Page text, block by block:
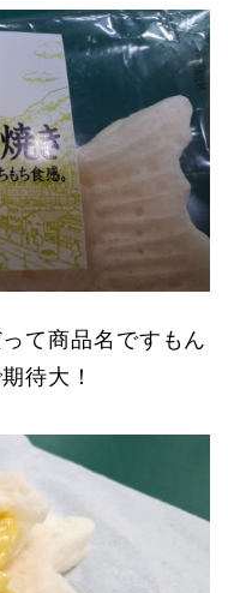
て商品名ですもん
待大！